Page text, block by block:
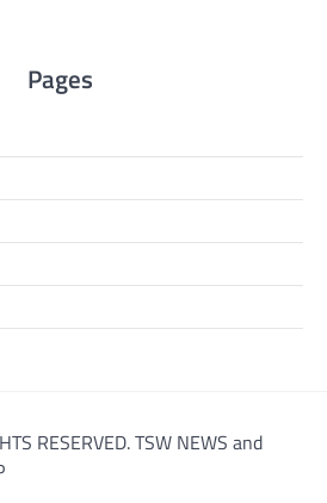
Pages
RESERVED. TSW NEWS and